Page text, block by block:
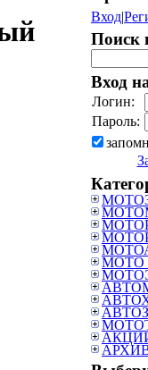
Вход|
Поиск
Вход
Логин:
Пароль:
МОТО